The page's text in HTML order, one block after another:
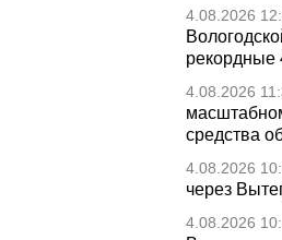
4.08.2026
рекордные
4.08.2026
средства
4.08.2026
через
4.08.2026